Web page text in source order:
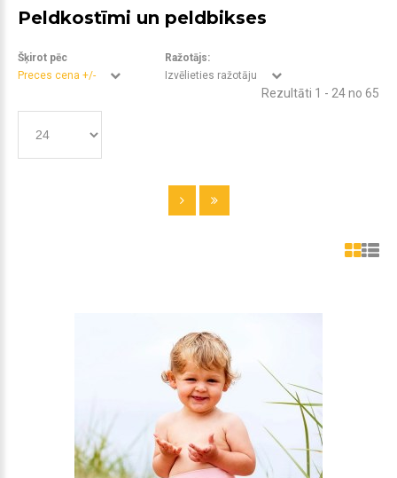
Peldkostīmi un peldbikses
Šķirot pēc
Preces cena +/-
Ražotājs:
Izvēlieties ražotāju
Rezultāti 1 - 24 no 65